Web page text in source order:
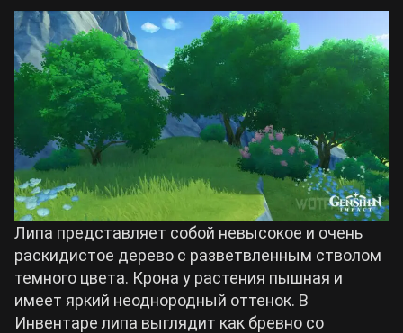
Липа представляет собой невысокое и очень
раскидистое дерево с разветвленным стволом
темного цвета. Крона у растения пышная и
имеет яркий неоднородный оттенок. В
Инвентаре липа выглядит как бревно со